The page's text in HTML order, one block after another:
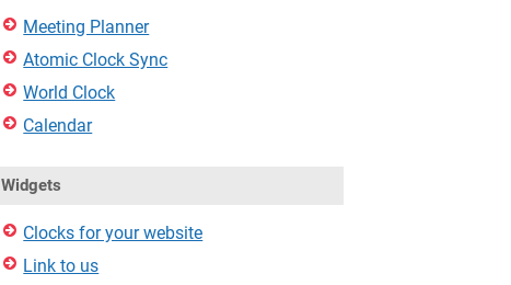
Meeting Planner
Atomic Clock Sync
World Clock
Calendar
Widgets
Clocks for your website
Link to us